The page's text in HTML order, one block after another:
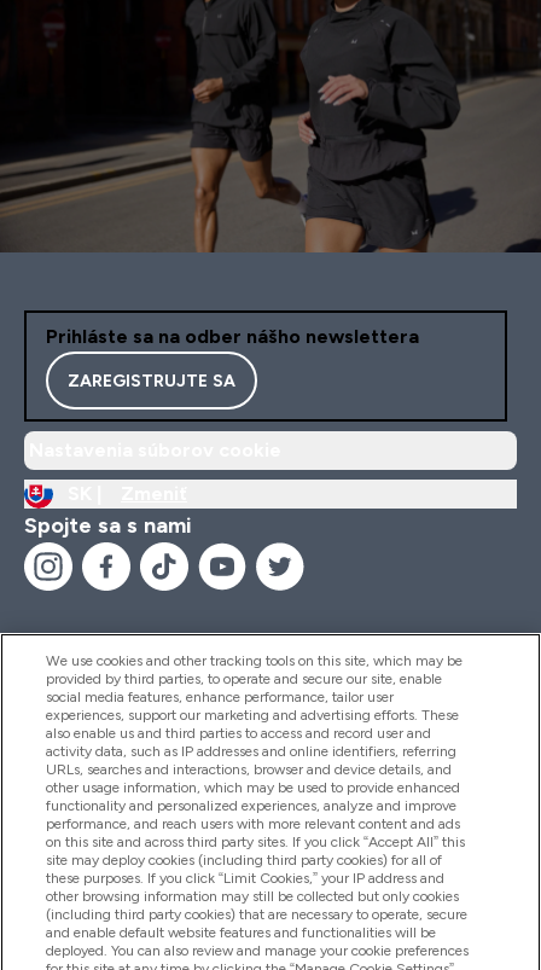
Prihláste sa na odber nášho newslettera
ZAREGISTRUJTE SA
Spojte sa s nami
Pomoc & Informácie
Produkty
Informácie O Spoločnosti
Vernosť & Odmeny
We use cookies and other tracking tools on this site, which may be
provided by third parties, to operate and secure our site, enable
social media features, enhance performance, tailor user
experiences, support our marketing and advertising efforts. These
also enable us and third parties to access and record user and
activity data, such as IP addresses and online identifiers, referring
URLs, searches and interactions, browser and device details, and
other usage information, which may be used to provide enhanced
functionality and personalized experiences, analyze and improve
performance, and reach users with more relevant content and ads
on this site and across third party sites. If you click “Accept All” this
site may deploy cookies (including third party cookies) for all of
these purposes. If you click “Limit Cookies,” your IP address and
other browsing information may still be collected but only cookies
(including third party cookies) that are necessary to operate, secure
and enable default website features and functionalities will be
deployed. You can also review and manage your cookie preferences